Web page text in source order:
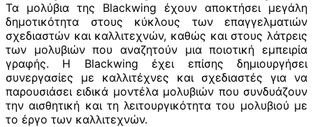
Τα μολύβια της Blackwing έχουν αποκτήσει μεγάλη
δημοτικότητα στους κύκλους των επαγγελματιών
σχεδιαστών και καλλιτεχνών, καθώς και στους λάτρεις
των μολυβιών που αναζητούν μια ποιοτική εμπειρία
γραφής. Η Blackwing έχει επίσης δημιουργήσει
συνεργασίες με καλλιτέχνες και σχεδιαστές για να
παρουσιάσει ειδικά μοντέλα μολυβιών που συνδυάζουν
την αισθητική και τη λειτουργικότητα του μολυβιού με
το έργο των καλλιτεχνών.